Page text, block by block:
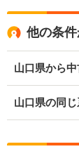
他の条
山口県から
山口県の同